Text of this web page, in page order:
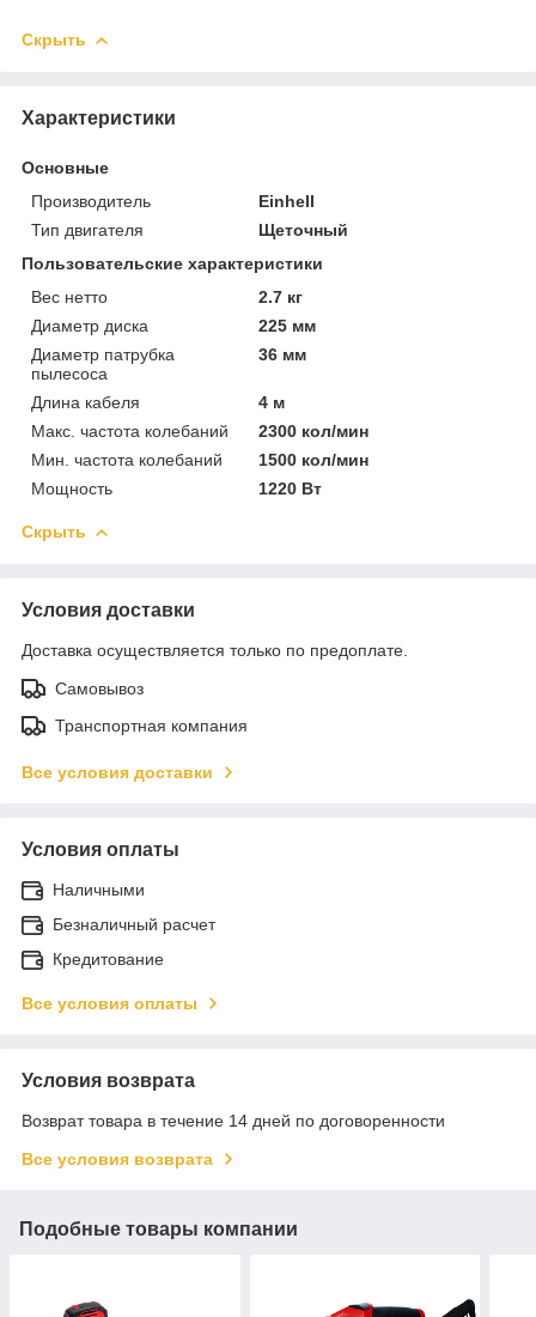
Скрыть
Характеристики
Основные
Производитель
Einhell
Тип двигателя
Щеточный
Пользовательские характеристики
Вес нетто
2.7 кг
Диаметр диска
225 мм
Диаметр патрубка
пылесоса
36 мм
Длина кабеля
4 м
Макс. частота колебаний
2300 кол/мин
Мин. частота колебаний
1500 кол/мин
Мощность
1220 Вт
Скрыть
Условия доставки
Доставка осуществляется только по предоплате.
Самовывоз
Транспортная компания
Все условия доставки
Условия оплаты
Наличными
Безналичный расчет
Кредитование
Все условия оплаты
Условия возврата
Возврат товара в течение 14 дней по договоренности
Все условия возврата
Подобные товары компании